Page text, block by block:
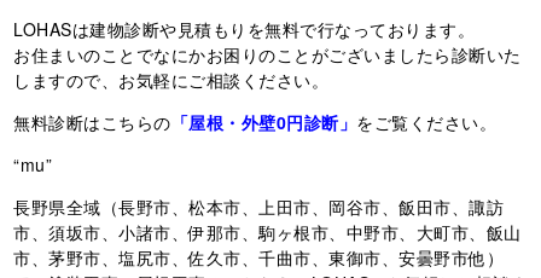
LOHASは建物診断や見積もりを無料で行なっております。
お住まいのことでなにかお困りのことがございましたら診断いた
しますので、お気軽にご相談ください。
無料診断はこちらの 「屋根・外壁0円診断」 をご覧ください。
“mu”
長野県全域（長野市、松本市、上田市、岡谷市、飯田市、諏訪
市、須坂市、小諸市、伊那市、駒ヶ根市、中野市、大町市、飯山
市、茅野市、塩尻市、佐久市、千曲市、東御市、安曇野市他）